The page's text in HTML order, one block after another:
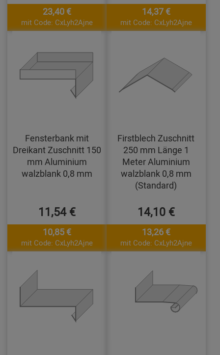
23,40 €
mit Code: CxLyh2Ajne
14,37 €
mit Code: CxLyh2Ajne
Fensterbank mit
Dreikant Zuschnitt 150
mm Aluminium
walzblank 0,8 mm
11,54 €
10,85 €
mit Code: CxLyh2Ajne
Firstblech Zuschnitt
250 mm Länge 1
Meter Aluminium
walzblank 0,8 mm
(Standard)
14,10 €
13,26 €
mit Code: CxLyh2Ajne